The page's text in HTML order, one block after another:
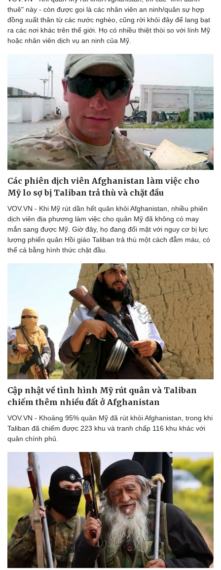
Thông tin doanh nghiệp
Doanh nghiệp 24h
Doanh nhân
Vì cộng đồng
Công nghệ
Sành điệu
Tin Công nghệ
Trải nghiệm
Chuyển đổi số
thuê" này - còn được gọi là các nhân viên an ninh/quân sự hợp
đồng xuất thân từ các nước nghèo, cũng rời khỏi đây để lang bạt
ra các nơi khác trên thế giới. Họ có nhiều thiệt thòi so với lính Mỹ
hoặc nhân viên dịch vụ an ninh của Mỹ.
Các phiên dịch viên Afghanistan làm việc cho
Mỹ lo sợ bị Taliban trả thù và chặt đầu
VOV.VN - Khi Mỹ rút dần hết quân khỏi Afghanistan, nhiều phiên
dịch viên địa phương làm việc cho quân Mỹ đã không có may
mắn sang được Mỹ. Giờ đây, họ đang đối mặt với nguy cơ bị lực
lượng phiến quân Hồi giáo Taliban trả thù một cách đẫm máu, có
thể cả bằng hình thức chặt đầu.
Cập nhật về tình hình Mỹ rút quân và Taliban
chiếm thêm nhiều đất ở Afghanistan
VOV.VN - Khoảng 95% quân Mỹ đã rút khỏi Afghanistan, trong khi
Taliban đã chiếm được 223 khu và tranh chấp 116 khu khác với
quân chính phủ.